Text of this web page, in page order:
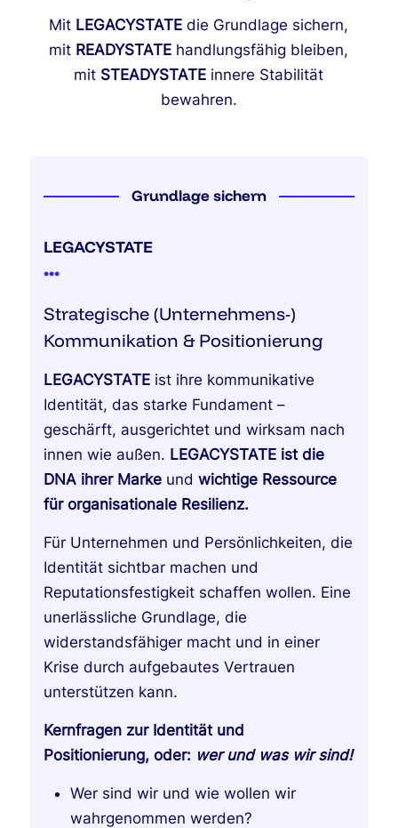
Mit LEGACYSTATE die Grundlage sichern,
mit READYSTATE handlungsfähig bleiben,
mit STEADYSTATE innere Stabilität
bewahren.
Grundlage sichern
LEGACYSTATE
•••
Strategische (Unternehmens-)
Kommunikation & Positionierung
LEGACYSTATE ist ihre kommunikative
Identität, das starke Fundament –
geschärft, ausgerichtet und wirksam nach
innen wie außen. LEGACYSTATE ist die
DNA ihrer Marke und wichtige Ressource
für organisationale Resilienz.
Für Unternehmen und Persönlichkeiten, die
Identität sichtbar machen und
Reputationsfestigkeit schaffen wollen. Eine
unerlässliche Grundlage, die
widerstandsfähiger macht und in einer
Krise durch aufgebautes Vertrauen
unterstützen kann.
Kernfragen zur Identität und
Positionierung, oder: wer und was wir sind!
Wer sind wir und wie wollen wir
wahrgenommen werden?